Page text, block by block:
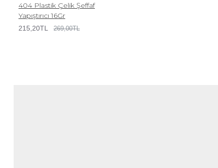
404 Plastik Çelik Şeffaf
Yapıştırıcı 16Gr
215,20TL 269,00TL